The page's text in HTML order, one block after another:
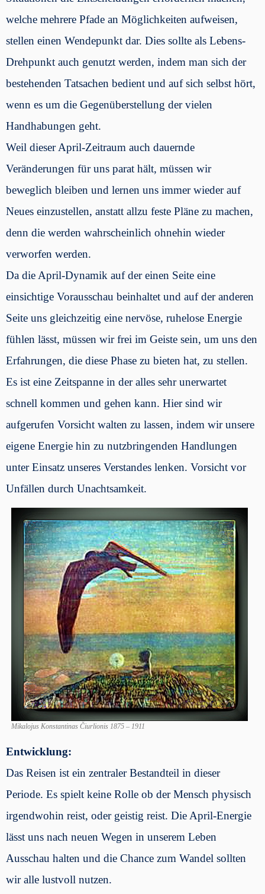
welche mehrere Pfade an Möglichkeiten aufweisen,
stellen einen Wendepunkt dar. Dies sollte als Lebens-
Drehpunkt auch genutzt werden, indem man sich der
bestehenden Tatsachen bedient und auf sich selbst hört,
wenn es um die Gegenüberstellung der vielen
Handhabungen geht.
Weil dieser April-Zeitraum auch dauernde
Veränderungen für uns parat hält, müssen wir
beweglich bleiben und lernen uns immer wieder auf
Neues einzustellen, anstatt allzu feste Pläne zu machen,
denn die werden wahrscheinlich ohnehin wieder
verworfen werden.
Da die April-Dynamik auf der einen Seite eine
einsichtige Vorausschau beinhaltet und auf der anderen
Seite uns gleichzeitig eine nervöse, ruhelose Energie
fühlen lässt, müssen wir frei im Geiste sein, um uns den
Erfahrungen, die diese Phase zu bieten hat, zu stellen.
Es ist eine Zeitspanne in der alles sehr unerwartet
schnell kommen und gehen kann. Hier sind wir
aufgerufen Vorsicht walten zu lassen, indem wir unsere
eigene Energie hin zu nutzbringenden Handlungen
unter Einsatz unseres Verstandes lenken. Vorsicht vor
Unfällen durch Unachtsamkeit.
Mikalojus Konstantinas Čiurlionis 1875 – 1911
Entwicklung:
Das Reisen ist ein zentraler Bestandteil in dieser
Periode. Es spielt keine Rolle ob der Mensch physisch
irgendwohin reist, oder geistig reist. Die April-Energie
lässt uns nach neuen Wegen in unserem Leben
Ausschau halten und die Chance zum Wandel sollten
wir alle lustvoll nutzen.